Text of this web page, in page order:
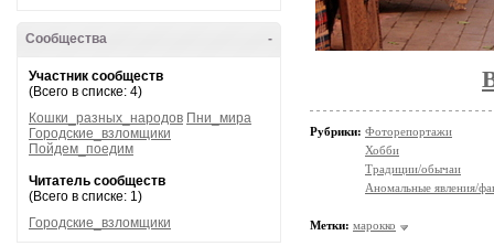
-
Сообщества
Участник сообществ
(Всего в списке: 4)
Кошки_разных_народов Пни_мира
Городские_взломщики
Пойдем_поедим
Читатель сообществ
(Всего в списке: 1)
Городские_взломщики
Рубрики: Фоторепортажи
Хобби
Традиции/обычаи
Аномальные явления/
Метки: марокко